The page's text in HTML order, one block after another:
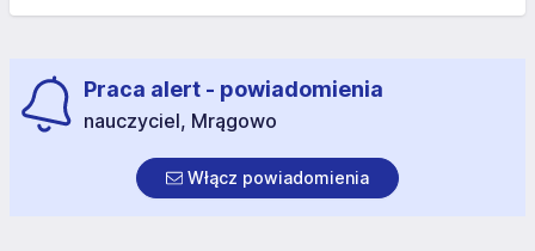
Praca alert - powiadomienia
nauczyciel, Mrągowo
Włącz powiadomienia